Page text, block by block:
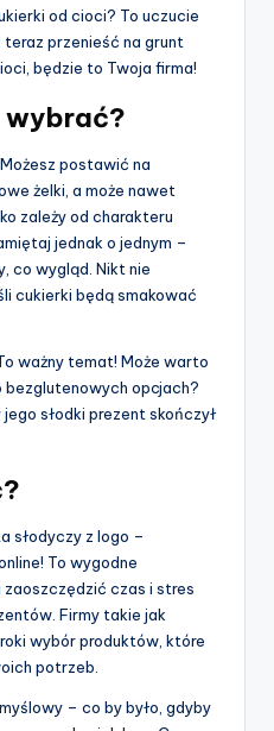
od cioci? To uczucie
przenieść na grunt
będzie to Twoja firma!
wybrać?
postawić na
żelki, a może nawet
zależy od charakteru
jednak o jednym –
co wygląd. Nikt nie
cukierki będą smakować
ważny temat! Może warto
bezglutenowych opcjach?
słodki prezent skończył
słodyczy z logo –
To wygodne
czas i stres
Firmy takie jak
wybór produktów, które
potrzeb.
– co by było, gdyby